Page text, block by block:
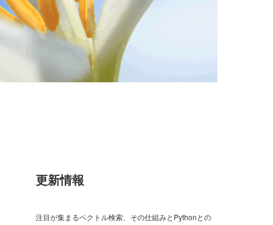
更新情報
注目が集まるベクトル検索、その仕組みとPythonとの